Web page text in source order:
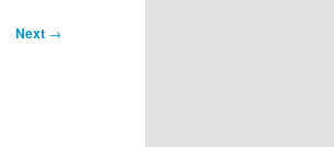
Next →